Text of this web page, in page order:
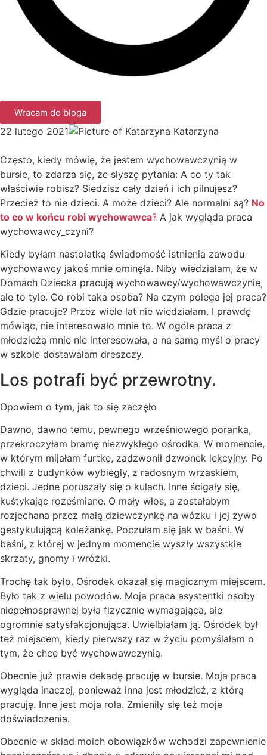
Wracam do bloga
22 lutego 2021 Katarzyna
Często, kiedy mówię, że jestem wychowawczynią w
bursie, to zdarza się, że słyszę pytania: A co ty tak
właściwie robisz? Siedzisz cały dzień i ich pilnujesz?
Przecież to nie dzieci. A może dzieci? Ale normalni są? No
to co w końcu robi wychowawca? A jak wygląda praca
wychowawcy_czyni?
Kiedy byłam nastolatką świadomość istnienia zawodu
wychowawcy jakoś mnie ominęła. Niby wiedziałam, że w
Domach Dziecka pracują wychowawcy/wychowawczynie,
ale to tyle. Co robi taka osoba? Na czym polega jej praca?
Gdzie pracuje? Przez wiele lat nie wiedziałam. I prawdę
mówiąc, nie interesowało mnie to. W ogóle praca z
młodzieżą mnie nie interesowała, a na samą myśl o pracy
w szkole dostawałam dreszczy.
Los potrafi być przewrotny.
Opowiem o tym, jak to się zaczęło
Dawno, dawno temu, pewnego wrześniowego poranka,
przekroczyłam bramę niezwykłego ośrodka. W momencie,
w którym mijałam furtkę, zadzwonił dzwonek lekcyjny. Po
chwili z budynków wybiegły, z radosnym wrzaskiem,
dzieci. Jedne poruszały się o kulach. Inne ścigały się,
kuśtykając roześmiane. O mały włos, a zostałabym
rozjechana przez małą dziewczynkę na wózku i jej żywo
gestykulującą koleżankę. Poczułam się jak w baśni. W
baśni, z której w jednym momencie wyszły wszystkie
skrzaty, gnomy i wróżki.
Trochę tak było. Ośrodek okazał się magicznym miejscem.
Było tak z wielu powodów. Moja praca asystentki osoby
niepełnosprawnej była fizycznie wymagająca, ale
ogromnie satysfakcjonująca. Uwielbiałam ją. Ośrodek był
też miejscem, kiedy pierwszy raz w życiu pomyślałam o
tym, że chcę być wychowawczynią.
Obecnie już prawie dekadę pracuję w bursie. Moja praca
wygląda inaczej, ponieważ inna jest młodzież, z którą
pracuję. Inne jest moja rola. Zmieniły się też moje
doświadczenia.
Obecnie w skład moich obowiązków wchodzi zapewnienie